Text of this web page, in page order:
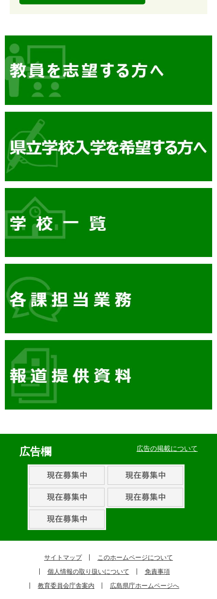
広告欄 広告の掲載について
サイトマップ
このホームページについて
個人情報の取り扱いについて
免責事項
教育委員会庁舎案内
広島県庁ホームページへ